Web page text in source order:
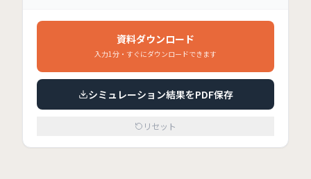
資料ダウンロード
入力1分・すぐにダウンロードできます
シミュレーション結果をPDF保存
リセット